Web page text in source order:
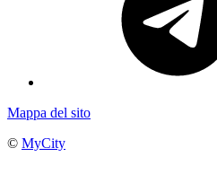
Mappa del sito
© MyCity